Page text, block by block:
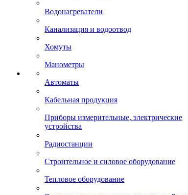
Водонагреватели
Канализация и водоотвод
Хомуты
Манометры
Автоматы
Кабельная продукция
Приборы измерительные, электрические
устройства
Радиостанции
Строительное и силовое оборудование
Тепловое оборудование